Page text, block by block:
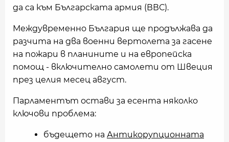
да са към Българската армия (ВВС).
Междувременно България ще продължава да
разчита на два военни вертолета за гасене
на пожари в планините и на европейска
помощ - включително самолети от Швеция
през целия месец август.
Парламентът остави за есента няколко
ключови проблема:
бъдещето на Антикорупционната